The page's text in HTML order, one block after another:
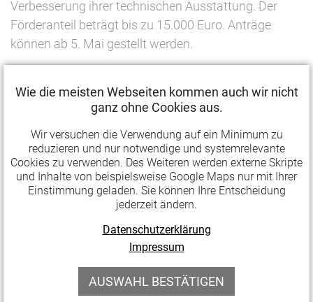
Verbesserung ihrer technischen Ausstattung. Der
Förderanteil beträgt bis zu 15.000 Euro. Anträge
können ab 5. Mai gestellt werden.
Investitionsprogramm
für
kleine
Musikclubs
(05.05.
bis
02.06.2025)
Publikationen
Kulturpolitische Mitteilungen 188:
Kulturelle Demokratie unter Druck
Die aktuelle Ausgabe der Kulturpolitischen
"Kulturelle Demokratie unter Druck" der Frage, wie
Kulturpolitik auf Polarisierung, Radikalisierung und
das Schwinden der parlamentarischen Mitte
reagieren kann.
Wie die meisten Webseiten kommen auch wir nicht
ganz ohne Cookies aus.
Wir versuchen die Verwendung auf ein Minimum zu
reduzieren und nur notwendige und systemrelevante
Cookies zu verwenden. Des Weiteren werden externe Skripte
und Inhalte von beispielsweise Google Maps nur mit Ihrer
Einstimmung geladen. Sie können Ihre Entscheidung
jederzeit ändern.
Datenschutzerklärung
Impressum
AUSWAHL BESTÄTIGEN